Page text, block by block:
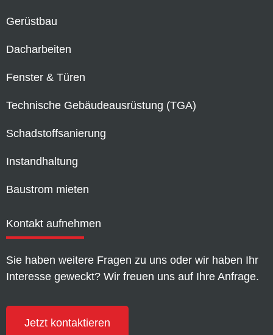
Gerüstbau
Dacharbeiten
Fenster & Türen
Technische Gebäudeausrüstung (TGA)
Schadstoffsanierung
Instandhaltung
Baustrom mieten
Kontakt aufnehmen
Sie haben weitere Fragen zu uns oder wir haben Ihr
Interesse geweckt? Wir freuen uns auf Ihre Anfrage.
Jetzt kontaktieren